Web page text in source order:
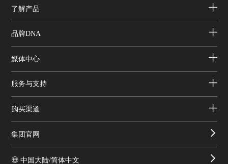
了解产品
品牌DNA
媒体中心
服务与支持
购买渠道
集团官网
中国大陆/简体中文